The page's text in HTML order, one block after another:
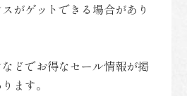
がゲットできる場合があり
どでお得なセール情報が掲
ます。